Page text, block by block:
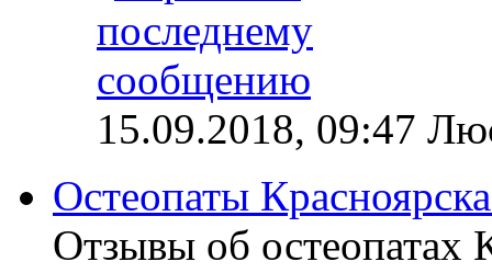
15.09.2018, 09:47
Остеопаты
Отзывы об остеопатах